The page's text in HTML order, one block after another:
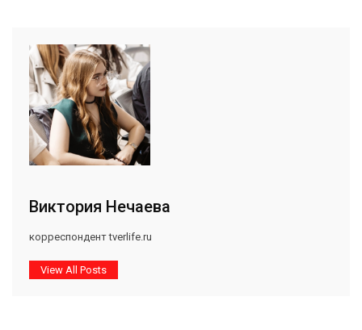
Виктория Нечаева
корреспондент tverlife.ru
View All Posts